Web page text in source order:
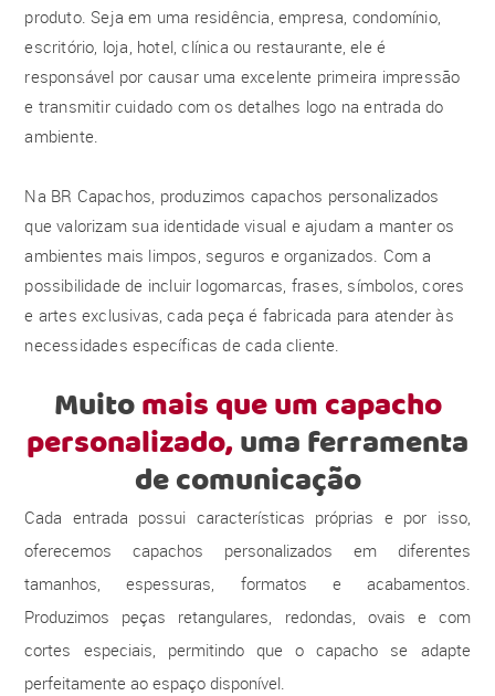
produto. Seja em uma residência, empresa, condomínio,
escritório, loja, hotel, clínica ou restaurante, ele é
responsável por causar uma excelente primeira impressão
e transmitir cuidado com os detalhes logo na entrada do
ambiente.
Na BR Capachos, produzimos capachos personalizados
que valorizam sua identidade visual e ajudam a manter os
ambientes mais limpos, seguros e organizados. Com a
possibilidade de incluir logomarcas, frases, símbolos, cores
e artes exclusivas, cada peça é fabricada para atender às
necessidades específicas de cada cliente.
Muitomais que um capacho
personalizado,uma ferramenta
de comunicação
Cada entrada possui características próprias e por isso,
oferecemos capachos personalizados em diferentes
tamanhos, espessuras, formatos e acabamentos.
Produzimos peças retangulares, redondas, ovais e com
cortes especiais, permitindo que o capacho se adapte
perfeitamente ao espaço disponível.